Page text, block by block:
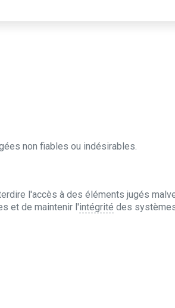
non fiables ou indésirables.
l'accès à des éléments jugés
et de maintenir l'intégrité des